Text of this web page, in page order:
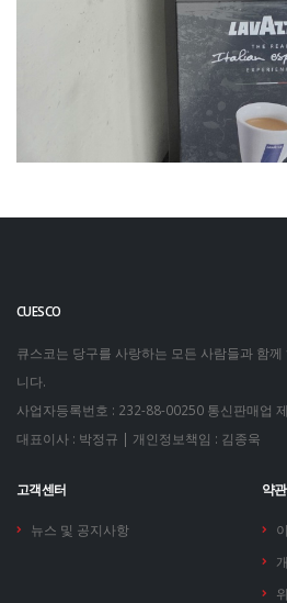
CUESCO
큐스코는 당구를 사랑하는 모든 사람들과 함
니다.
사업자등록번호 : 232-88-00250 통신판매업
대표이사 : 박정규 | 개인정보책임 : 김종욱
고객센터
뉴스 및 공지사항
약관